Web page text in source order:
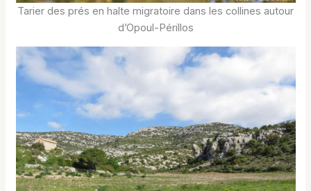
Tarier des prés en halte migratoire dans les collines autour
d’Opoul-Périllos